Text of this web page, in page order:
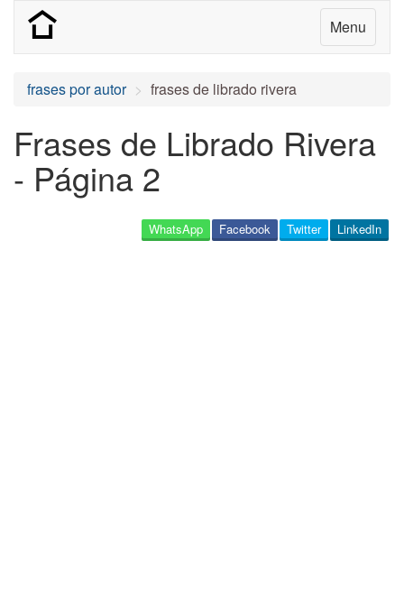
Menu
frases por autor frases de librado rivera
Frases de Librado Rivera
- Página 2
LinkedIn
Twitter
Facebook
WhatsApp